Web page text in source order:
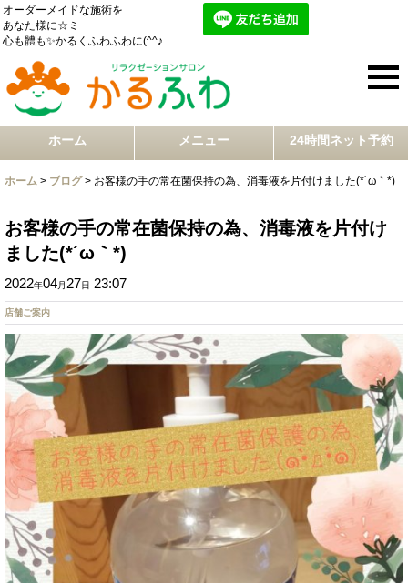
オーダーメイドな施術を
あなた様に☆ミ
心も體も✨かるくふわふわに(^^♪
ホーム メニュー 24時間ネット予約
ホーム > ブログ > お客様の手の常在菌保持の為、消毒液を片付けました(*´ω｀*)
お客様の手の常在菌保持の為、消毒液を片付け
ました(*´ω｀*)
2022年04月 27日 23:07
店舗ご案内